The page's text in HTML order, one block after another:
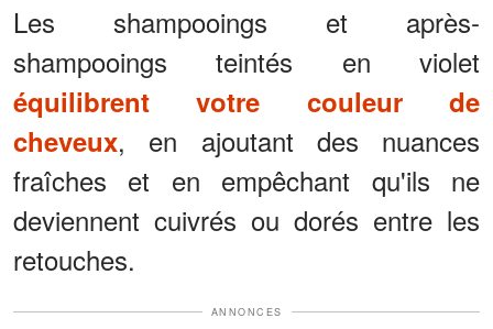
Les shampooings et après-
shampooings teintés en violet
équilibrent votre couleur de
cheveux, en ajoutant des nuances
fraîches et en empêchant qu'ils ne
deviennent cuivrés ou dorés entre les
retouches.
ANNONCES